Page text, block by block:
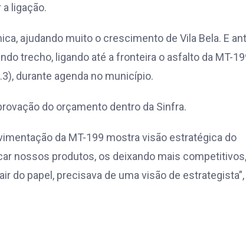
ligação.
ajudando muito o crescimento de Vila Bela. E
trecho, ligando até a fronteira o asfalto da MT-
durante agenda no município.
do orçamento dentro da Sinfra.
da MT-199 mostra visão estratégica do
nossos produtos, os deixando mais competitivos,
do papel, precisava de uma visão de estrategista”,